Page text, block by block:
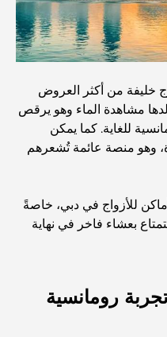
شامل للآباء
رحلة طهي
لا مثيل لها لكل مسافر
خليفة من أكثر العروض
مشاهدة الماء وهو يرقص
للغاية. كما يمكن
وهو منصة عائمة تُشعرهم
للأزواج في دبي، خاصةً
بعشاء فاخر في نهاية
رومانسية